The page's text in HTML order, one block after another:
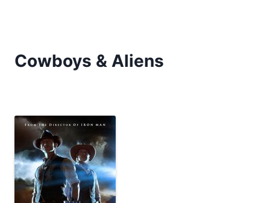
Cowboys & Aliens